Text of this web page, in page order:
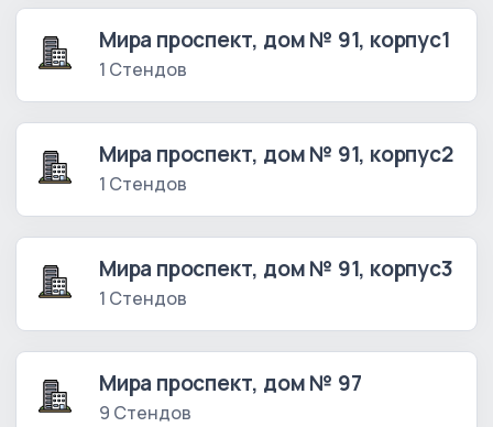
Мира проспект, дом № 91, корпус1
1 Стендов
Мира проспект, дом № 91, корпус2
1 Стендов
Мира проспект, дом № 91, корпус3
1 Стендов
Мира проспект, дом № 97
9 Стендов